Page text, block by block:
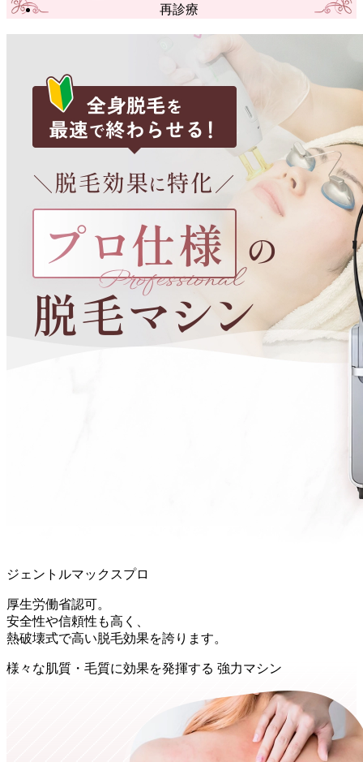
再診療
ジェントルマックスプロ
厚生労働省認可。
安全性や信頼性も高く、
熱破壊式で高い脱毛効果を誇ります。
様々 な肌質・毛質に効果を発揮する 強力マシン